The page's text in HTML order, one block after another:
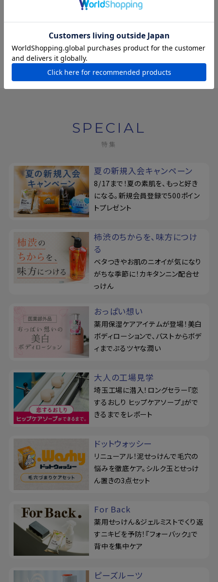
喫茶ペリカン
¥198(税込)
SPECIAL
特集
夏の新規入会キャンペーン
8/17まで！夏の素肌を、もっと好き
になる。新規会員登録で500ポイン
トプレゼント
柿渋のちからを、味方につけ
る
ベタつきやお肌のニオイが気になり
がちな季節に！カキタンニン配合せ
っけん
おっぱい想い
薬用保湿ケアアイテムが登場！美白
ボディローションで、バストからボデ
ィまでぷるツヤな潤い
大人の工場見学
埼玉工場に潜入！ロングセラー『恋
するおしり ヒップケアソープ』がで
きるまでをレポート
ドットウォッシー
リニューアル！泥せっけんで毛穴の
悩みを徹底ケア。シルク玉とせっけ
ん置きの3点セット
For Back
薬用せっけん＆ジェルミストでくり返
すニキビを予防！『フォーバック』で
背中を集中ケア
ピーズルーツ